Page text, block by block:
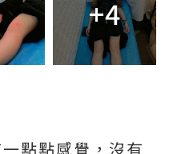
+4
點點感覺，沒有